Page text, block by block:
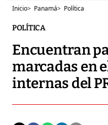
Inicio> Panamá> Política
POLÍTICA
Encuentran
marcadas en
internas del